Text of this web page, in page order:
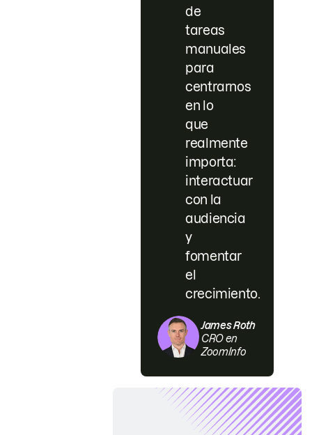
de
tareas
manuales
para
centrarnos
en lo
que
realmente
importa:
interactuar
con la
audiencia
y
fomentar
el
crecimiento.
James Roth
CRO en
ZoomInfo